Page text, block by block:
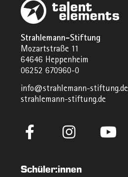
Strahlemann-Stiftung
Mozartstraße 11
64646 Heppenheim
06252 670960-0
info@strahlemann-stiftung.de
strahlemann-stiftung.de
Schüler:innen